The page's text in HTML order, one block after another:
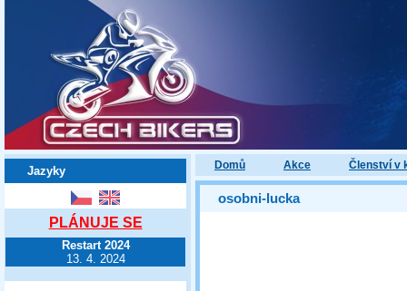
Domů Akce Členství v
Jazyky
PLÁNUJE SE
Restart 2024
13. 4. 2024
osobni-lucka